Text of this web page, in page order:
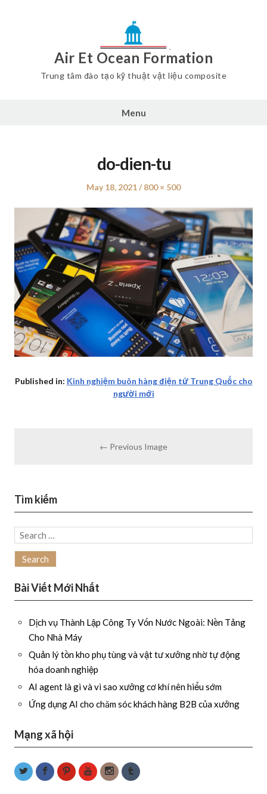
Air Et Ocean Formation
Trung tâm đào tạo kỹ thuật vật liệu composite
Menu
do-dien-tu
Posted
May 18, 2021
Full
800 × 500
Published in: Kinh nghiệm buôn hàng điện tử Trung Quốc cho
người mới
← Previous Image
Tìm kiếm
Search
for:
Bài Viết Mới Nhất
Dịch vụ Thành Lập Công Ty Vốn Nước Ngoài: Nền Tảng
Cho Nhà Máy
Quản lý tồn kho phụ tùng và vật tư xưởng nhờ tự động
hóa doanh nghiệp
AI agent là gì và vì sao xưởng cơ khí nên hiểu sớm
Ứng dụng AI cho chăm sóc khách hàng B2B của xưởng
Mạng xã hội